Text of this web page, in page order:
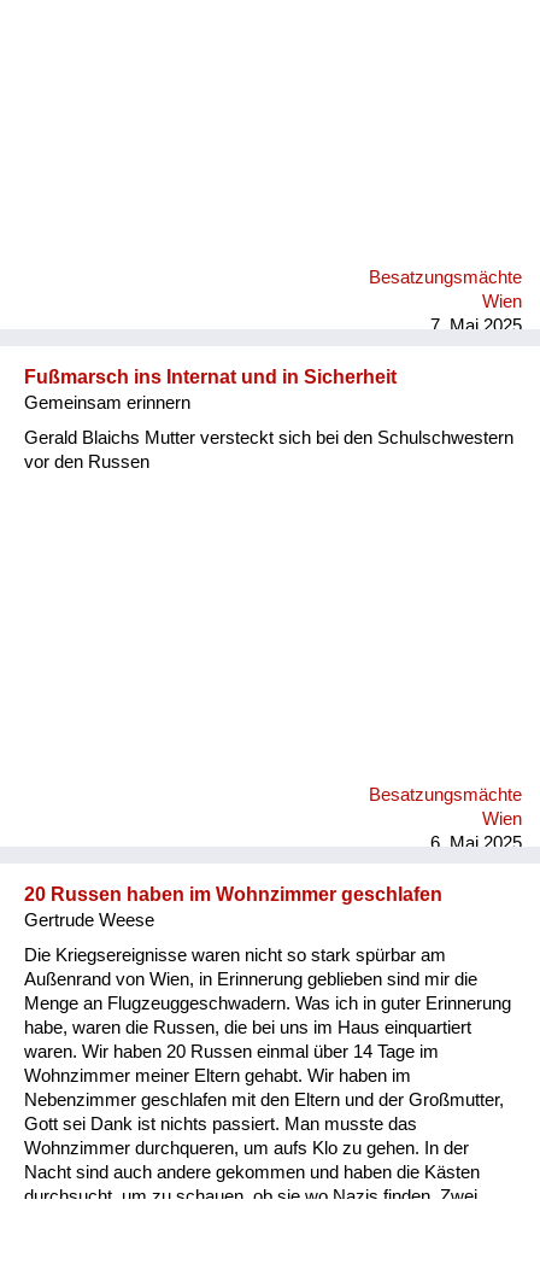
Besatzungsmächte
Wien
7. Mai 2025
Fußmarsch ins Internat und in Sicherheit
Gemeinsam erinnern
Gerald Blaichs Mutter versteckt sich bei den Schulschwestern
vor den Russen
Besatzungsmächte
Wien
6. Mai 2025
20 Russen haben im Wohnzimmer geschlafen
Gertrude Weese
Die Kriegsereignisse waren nicht so stark spürbar am
Außenrand von Wien, in Erinnerung geblieben sind mir die
Menge an Flugzeuggeschwadern. Was ich in guter Erinnerung
habe, waren die Russen, die bei uns im Haus einquartiert
waren. Wir haben 20 Russen einmal über 14 Tage im
Wohnzimmer meiner Eltern gehabt. Wir haben im
Nebenzimmer geschlafen mit den Eltern und der Großmutter,
Gott sei Dank ist nichts passiert. Man musste das
Wohnzimmer durchqueren, um aufs Klo zu gehen. In der
Nacht sind auch andere gekommen und haben die Kästen
durchsucht, um zu schauen, ob sie wo Nazis finden. Zwei